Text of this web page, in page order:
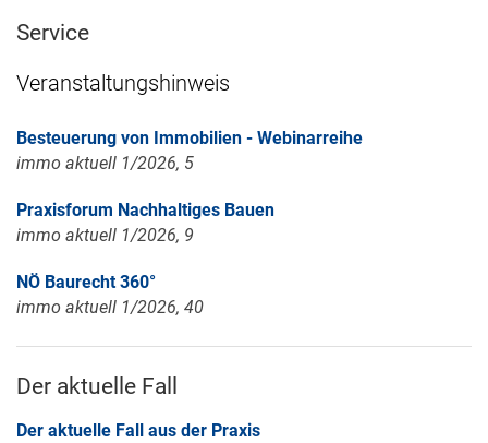
Service
Veranstaltungshinweis
Besteuerung von Immobilien - Webinarreihe
immo aktuell 1/2026, 5
Praxisforum Nachhaltiges Bauen
immo aktuell 1/2026, 9
NÖ Baurecht 360°
immo aktuell 1/2026, 40
Der aktuelle Fall
Der aktuelle Fall aus der Praxis